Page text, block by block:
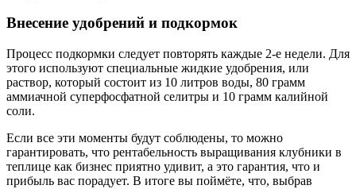
Внесение удобрений и подкормок
Процесс подкормки следует повторять каждые 2-е недели. Для
этого используют специальные жидкие удобрения, или
раствор, который состоит из 10 литров воды, 80 грамм
аммиачной суперфосфатной селитры и 10 грамм калийной
соли.
Если все эти моменты будут соблюдены, то можно
гарантировать, что рентабельность выращивания клубники в
теплице как бизнес приятно удивит, а это гарантия, что и
прибыль вас порадует. В итоге вы поймёте, что, выбрав